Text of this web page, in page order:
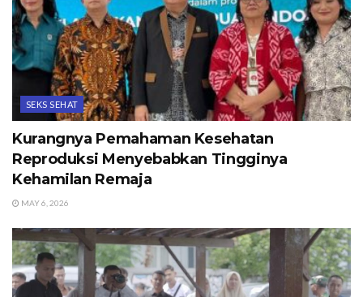
SEKS SEHAT
Kurangnya Pemahaman Kesehatan
Reproduksi Menyebabkan Tingginya
Kehamilan Remaja
MAY 6, 2026